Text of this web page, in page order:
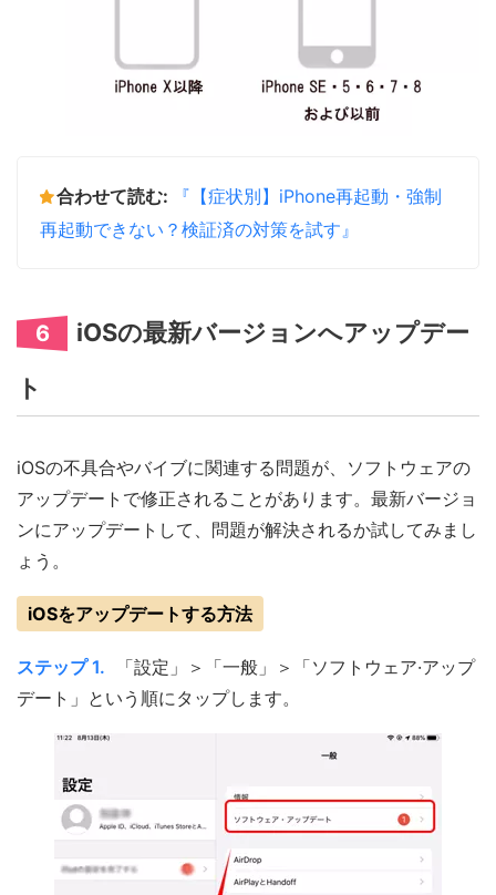
合わせて読む:
『【症状別】iPhone再起動・強制
再起動できない？検証済の対策を試す』
6
iOSの最新バージョンへアップデー
ト
iOSの不具合やバイブに関連する問題が、ソフトウェアの
アップデートで修正されることがあります。最新バージョ
ンにアップデートして、問題が解決されるか試してみまし
ょう。
iOSをアップデートする方法
ステップ 1.
「設定」＞「一般」＞「ソフトウェア·アップ
デート」という順にタップします。